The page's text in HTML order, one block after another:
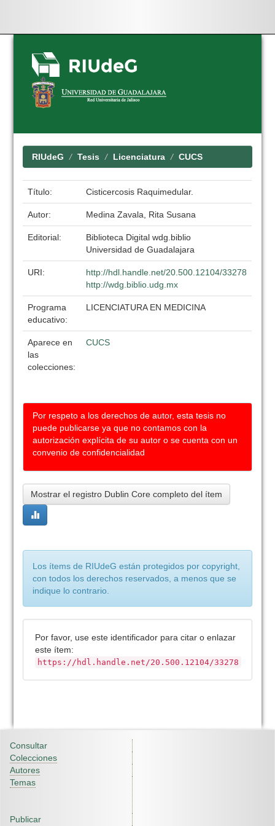
Skip
navigation
RIUdeG Tesis Licenciatura CUCS
Título: Cisticercosis Raquimedular.
Autor: Medina Zavala, Rita Susana
Editorial:
Biblioteca Digital wdg.biblio
Universidad de Guadalajara
URI:
http://hdl.handle.net/20.500.12104/33278
http://wdg.biblio.udg.mx
Programa
educativo:
LICENCIATURA EN MEDICINA
Aparece en
las
colecciones:
CUCS
Por respeto a los derechos de autor, esta tesis no
puede publicarse ya que no contamos con la
autorización explícita de su autor o se cuenta con un
convenio de confidencialidad
Mostrar el registro Dublin Core completo del ítem
Los ítems de RIUdeG están protegidos por copyright,
con todos los derechos reservados, a menos que se
indique lo contrario.
Por favor, use este identificador para citar o enlazar
este ítem:
https://hdl.handle.net/20.500.12104/33278
Consultar
Colecciones
Autores
Temas
Publicar